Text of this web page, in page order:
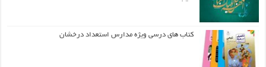
کتاب های درسی ویژه مدارس استعداد درخشان